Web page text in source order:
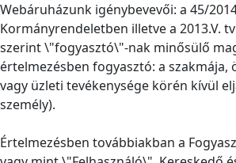
Webáruházunk igénybevevői: a 45/
Kormányrendeletben illetve a 2013.V.
szerint \"fogyasztó\"-nak minősülő
értelmezésben fogyasztó: a szakmája,
vagy üzleti tevékenysége körén kívül
személy).
Értelmezésben továbbiakban a